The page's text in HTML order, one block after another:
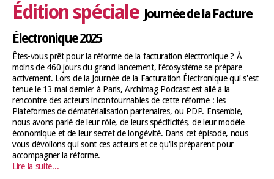
Édition spéciale Journée de la Facture
Électronique 2025
Êtes-vous prêt pour la réforme de la facturation électronique ? À
moins de 460 jours du grand lancement, l’écosystème se prépare
activement. Lors de la Journée de la Facturation Électronique qui s'est
tenue le 13 mai dernier à Paris, Archimag Podcast est allé à la
rencontre des acteurs incontournables de cette réforme : les
Plateformes de dématérialisation partenaires, ou PDP. Ensemble,
nous avons parlé de leur rôle, de leurs spécificités, de leur modèle
économique et de leur secret de longévité. Dans cet épisode, nous
vous dévoilons qui sont ces acteurs et ce qu'ils préparent pour
accompagner la réforme.
Lire la suite...